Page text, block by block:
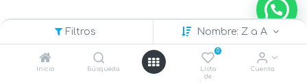
Filtros Nombre: Z a A
Inicio Búsqueda
0
Lista
de
Cuenta